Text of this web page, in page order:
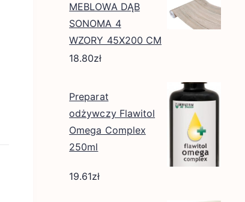
MEBLOWA DĄB
SONOMA 4
WZORY 45X200 CM
18.80zł
Preparat
odżywczy Flawitol
Omega Complex
250ml
19.61zł